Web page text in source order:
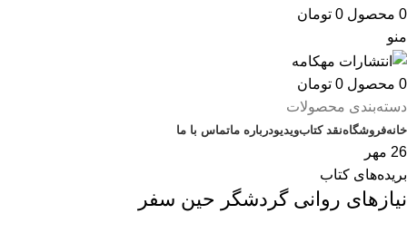
0 محصول 0 تومان
منو
0 محصول 0 تومان
دسته‌بندی محصولات
خانهفروشگاهنقد کتابویدیودرباره‌ ماتماس با ما
26 مهر
بریده‌های کتاب
نیازهای روانی گردشگر حین سفر